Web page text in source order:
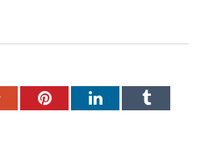
Google+PinterestLinkedInTumblr